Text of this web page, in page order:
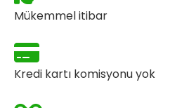
Mükemmel itibar
Kredi kartı komisyonu yok